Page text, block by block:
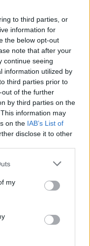
to third parties, or
information for
the below opt-out
note that after your
continue seeing
information utilized by
third parties prior to
of the further
by third parties on the
information may
on the IAB’s List of
disclose it to other
my